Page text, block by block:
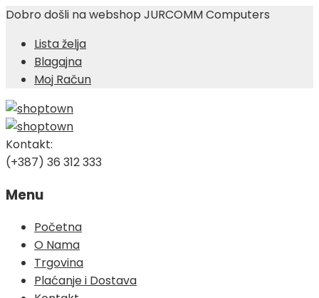
Dobro došli na webshop JURCOMM Computers
Lista želja
Blagajna
Moj Račun
Kontakt:
(+387) 36 312 333
Menu
Skip
content
Početna
O Nama
Trgovina
Plaćanje i Dostava